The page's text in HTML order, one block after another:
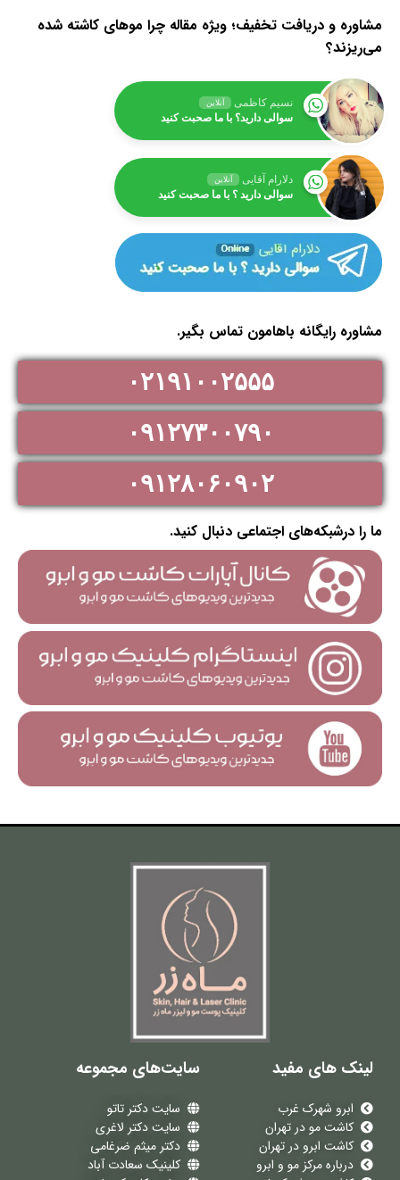
مشاوره و دریافت تخفیف؛ ویژه مقاله چرا موهای کاشته شده
می‌‌ریزند؟
نسیم کاظمی آنلاین
سوالی دارید؟ با ما صحبت کنید
دلارام آقایی آنلاین
سوالی دارید ؟ با ما صحبت کنید
مشاوره رایگانه باهامون تماس بگیر.
۰۲۱۹۱۰۰۲۵۵۵
۰۹۱۲۷۳۰۰۷۹۰
۰۹۱۲۸۰۶۰۹۰۲
ما را درشبکه‌های اجتماعی دنبال کنید.
لینک های مفید
ابرو شهرک غرب
کاشت مو در تهران
کاشت ابرو در تهران
درباره مرکز مو و ابرو
سایت‌های مجموعه
سایت دکتر تاتو
سایت دکتر لاغری
دکتر میثم ضرغامی
کلینیک سعادت آباد